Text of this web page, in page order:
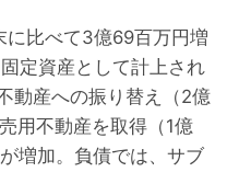
比べて3億69百万円増
定資産として計上され
動産への振り替え（2億
用不動産を取得（1億
増加。負債では、サブ